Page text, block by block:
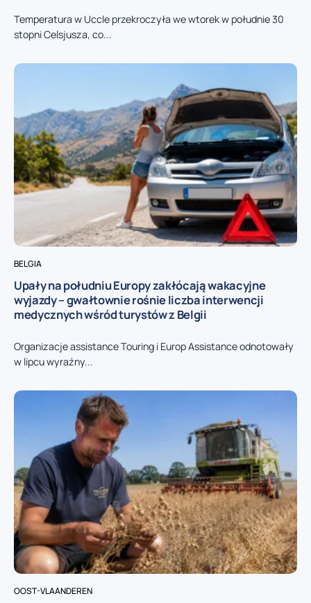
Temperatura w Uccle przekroczyła we wtorek w południe 30
stopni Celsjusza, co...
BELGIA
Upały na południu Europy zakłócają wakacyjne
wyjazdy – gwałtownie rośnie liczba interwencji
medycznych wśród turystów z Belgii
Organizacje assistance Touring i Europ Assistance odnotowały
w lipcu wyraźny...
OOST-VLAANDEREN